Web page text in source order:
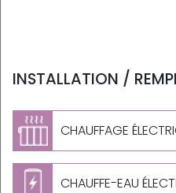
INSTALLATION /
CHAUFFAGE
CHAUFFE-EAU